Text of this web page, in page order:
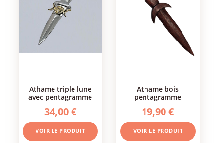
athame triple lune
avec pentagramme
34,00 €
VOIR LE PRODUIT
athame bois
pentagramme
19,90 €
VOIR LE PRODUIT